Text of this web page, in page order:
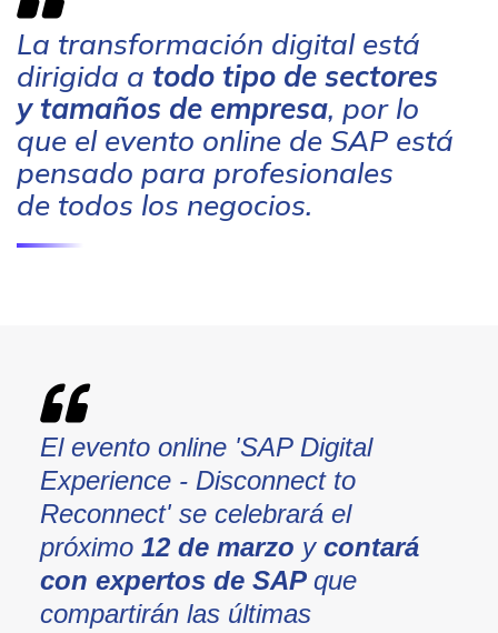
La transformación digital está
dirigida a todo tipo de sectores
y tamaños de empresa, por lo
que el evento online de SAP está
pensado para profesionales
de todos los negocios.
El evento online 'SAP Digital
Experience - Disconnect to
Reconnect' se celebrará el
próximo 12 de marzo y contará
con expertos de SAP que
compartirán las últimas